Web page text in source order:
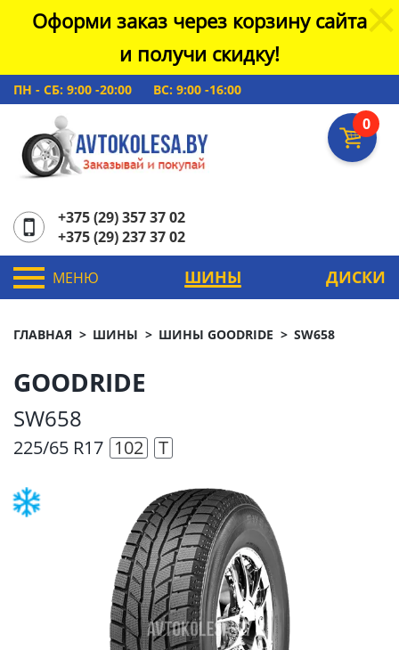
Оформи заказ через корзину сайта
и получи скидку!
ПН - СБ: 9:00 -20:00 ВС: 9:00 -16:00
0
+375 (29) 357 37 02
+375 (29) 237 37 02
МЕНЮ ШИНЫ ДИСКИ
ГЛАВНАЯ ШИНЫ ШИНЫ GOODRIDE SW658
GOODRIDE
SW658
225/65 R17 102 T